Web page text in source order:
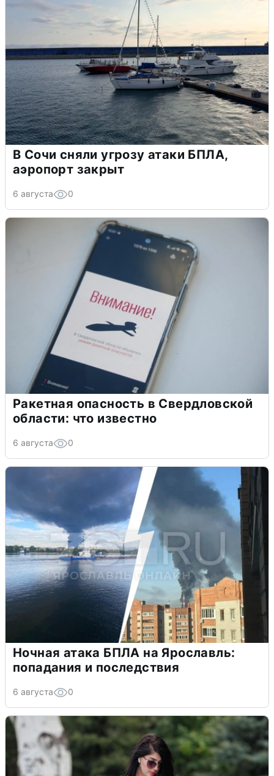
В Сочи сняли угрозу атаки БПЛА,
аэропорт закрыт
6 августа 0
Ракетная опасность в Свердловской
области: что известно
6 августа 0
Ночная атака БПЛА на Ярославль:
попадания и последствия
6 августа 0